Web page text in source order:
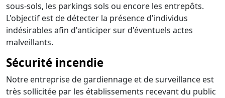
sous-sols, les parkings sols ou encore les entrepôts.
L'objectif est de détecter la présence d'individus
indésirables afin d'anticiper sur d'éventuels actes
malveillants.
Sécurité incendie
Notre entreprise de gardiennage et de surveillance est
très sollicitée par les établissements recevant du public